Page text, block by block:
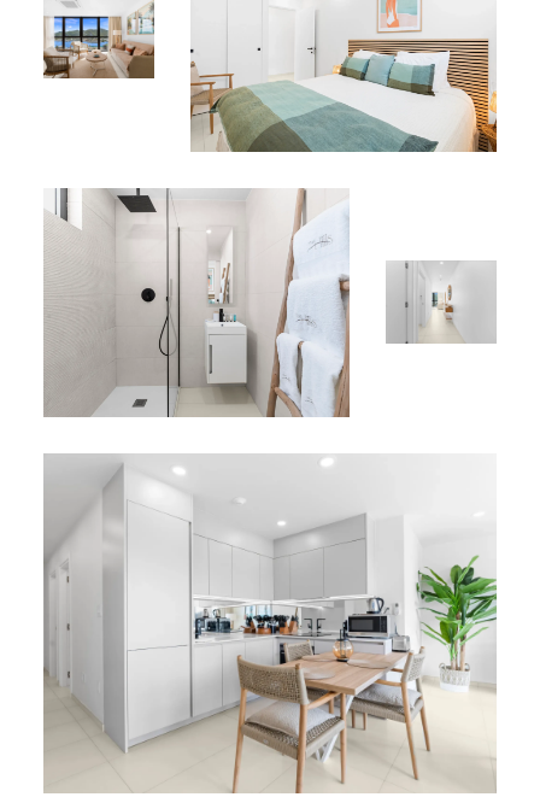
Situé au cœur du quartier animé de Simpson Bay, à
proximité des plages, restaurants, boutiques et
attractions locales.
Que vous soyez en visite en famille, entre amis ou en
praticité. Réservez dès aujourd’hui et profitez d’une
escapade relaxante et inoubliable dans les Caraïbes
avec vue sur le lagon au cœur de Simpson Bay.
Ce logement familial est disponible dans notre
inventaire delocations de vacances à Simpson Bay
*